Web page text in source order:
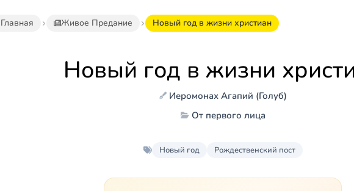
Главная Живое Предание Новый год в жизни христиан
Новый год в жизни
Иеромонах Агапий (Голуб)
От первого лица
Новый год Рождественский пост